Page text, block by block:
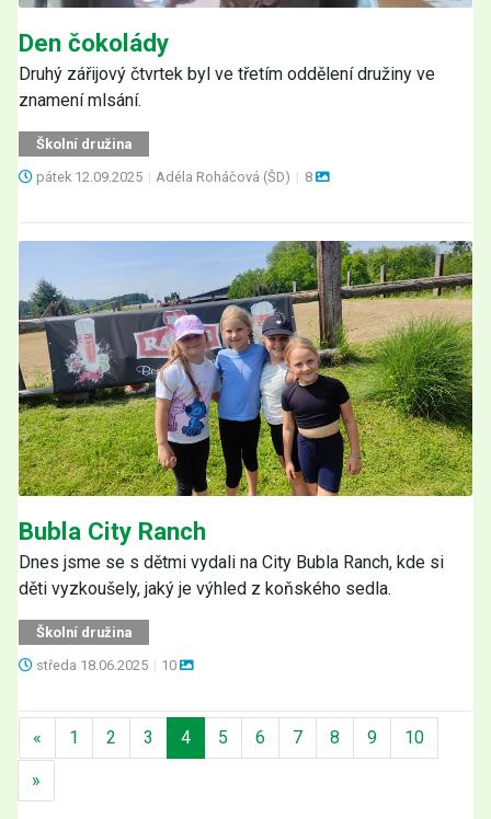
Den čokolády
Druhý zářijový čtvrtek byl ve třetím oddělení družiny ve
znamení mlsání.
Školní družina
pátek 12.09.2025 | Adéla Roháčová (ŠD) | 8
Bubla City Ranch
Dnes jsme se s dětmi vydali na City Bubla Ranch, kde si
děti vyzkoušely, jaký je výhled z koňského sedla.
Školní družina
středa 18.06.2025 | 10
« Předchozí
1 2 3 4 5 6 7 8 9 10
»